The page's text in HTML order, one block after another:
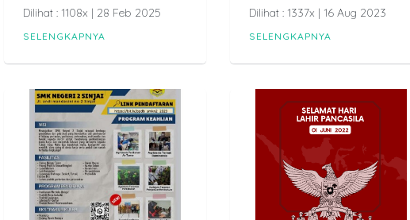
Dilihat : 1108x | 28 Feb 2025
SELENGKAPNYA
Dilihat : 1337x | 16 Aug 2023
SELENGKAPNYA